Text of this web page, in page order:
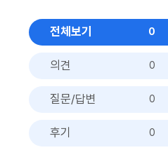
전체보기 0
의견 0
질문/답변 0
후기 0